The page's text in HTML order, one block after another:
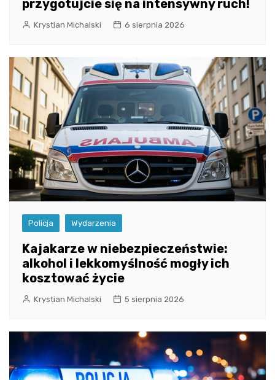
przygotujcie się na intensywny ruch!
Krystian Michalski 6 sierpnia 2026
Policja Wydarzenia
Kajakarze w niebezpieczeństwie:
alkohol i lekkomyślność mogły ich
kosztować życie
Krystian Michalski 5 sierpnia 2026